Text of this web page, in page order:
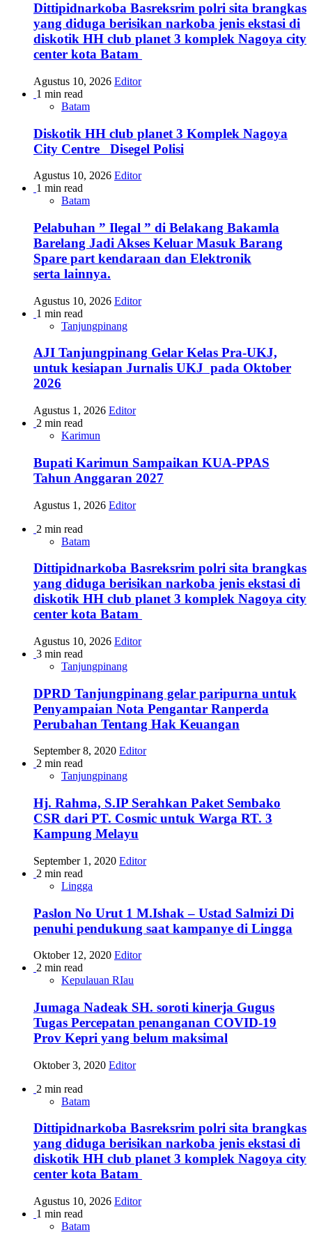
Dittipidnarkoba Basreksrim polri sita brangkas
yang diduga berisikan narkoba jenis ekstasi di
diskotik HH club planet 3 komplek Nagoya city
center kota Batam
Agustus 10, 2026 Editor
1 min read
Batam
Diskotik HH club planet 3 Komplek Nagoya
City Centre Disegel Polisi
Agustus 10, 2026 Editor
1 min read
Batam
Pelabuhan ” Ilegal ” di Belakang Bakamla
Barelang Jadi Akses Keluar Masuk Barang
Spare part kendaraan dan Elektronik
serta lainnya.
Agustus 10, 2026 Editor
1 min read
Tanjungpinang
AJI Tanjungpinang Gelar Kelas Pra-UKJ,
untuk kesiapan Jurnalis UKJ pada Oktober
2026
Agustus 1, 2026 Editor
2 min read
Karimun
Bupati Karimun Sampaikan KUA-PPAS
Tahun Anggaran 2027
Agustus 1, 2026 Editor
2 min read
Batam
Dittipidnarkoba Basreksrim polri sita brangkas
yang diduga berisikan narkoba jenis ekstasi di
diskotik HH club planet 3 komplek Nagoya city
center kota Batam
Agustus 10, 2026 Editor
3 min read
Tanjungpinang
DPRD Tanjungpinang gelar paripurna untuk
Penyampaian Nota Pengantar Ranperda
Perubahan Tentang Hak Keuangan
September 8, 2020 Editor
2 min read
Tanjungpinang
Hj. Rahma, S.IP Serahkan Paket Sembako
CSR dari PT. Cosmic untuk Warga RT. 3
Kampung Melayu
September 1, 2020 Editor
2 min read
Lingga
Paslon No Urut 1 M.Ishak – Ustad Salmizi Di
penuhi pendukung saat kampanye di Lingga
Oktober 12, 2020 Editor
2 min read
Kepulauan RIau
Jumaga Nadeak SH. soroti kinerja Gugus
Tugas Percepatan penanganan COVID-19
Prov Kepri yang belum maksimal
Oktober 3, 2020 Editor
2 min read
Batam
Dittipidnarkoba Basreksrim polri sita brangkas
yang diduga berisikan narkoba jenis ekstasi di
diskotik HH club planet 3 komplek Nagoya city
center kota Batam
Agustus 10, 2026 Editor
1 min read
Batam